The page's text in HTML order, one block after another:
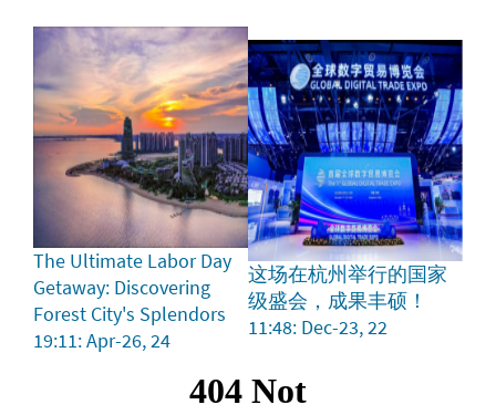
The Ultimate Labor Day
Getaway: Discovering
Forest City's Splendors
19:11: Apr-26, 24
这场在杭州举行的国家
级盛会，成果丰硕！
11:48: Dec-23, 22